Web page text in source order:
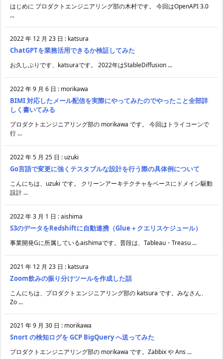
はじめに プロダクトエンジニアリング部の木村です。 今回はOpenAPI 3.0
...
2022 年 12 月 23 日 : katsura
ChatGPTを業務活用できるか検証してみた
お久しぶりです、katsuraです。 2022年はStableDiffusion ...
2022 年 9 月 6 日 : morikawa
BIMI 対応したメール配信を実際にやってみたのでやったこと全部詳
しく書いてみる
プロダクトエンジニアリング部の morikawa です。 今回はトライコーンで
行 ...
2022 年 5 月 25 日 : uzuki
Go言語で変更に強くテスタブルな設計を行う際の具体例について
こんにちは、uzuki です。 クリーンアーキテクチャをベースにドメイン駆動
設計 ...
2022 年 3 月 1 日 :aishima
S3のデータをRedshiftに自動連携（Glue＋クエリスケジュール）
事業開発Gに所属しているaishimaです。普段は、Tableau・Treasu ...
2021 年 12 月 23 日 : katsura
Zoom飲みの振り分けツールを作成した話
こんにちは、プロダクトエンジニアリング部の katsura です。みなさん、
Zo ...
2021 年 9 月 30 日 : morikawa
Snort の検知ログを GCP BigQuery へ送ってみた
プロダクトエンジニアリング部の morikawa です。Zabbix や Ans ...